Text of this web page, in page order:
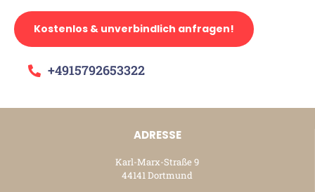
Kostenlos & unverbindlich anfragen!
+4915792653322
ADRESSE
Karl-Marx-Straße 9
44141 Dortmund